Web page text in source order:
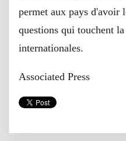
permet aux pays d'avoir
questions qui touchent
internationales.
Associated Press